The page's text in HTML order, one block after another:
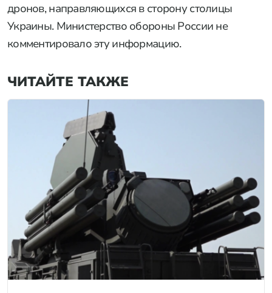
дронов, направляющихся в сторону столицы
Украины. Министерство обороны России не
комментировало эту информацию.
ЧИТАЙТЕ ТАКЖЕ